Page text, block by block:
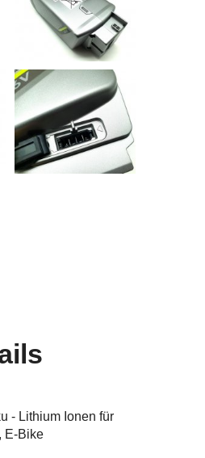
- Lithium Ionen für
E-Bike